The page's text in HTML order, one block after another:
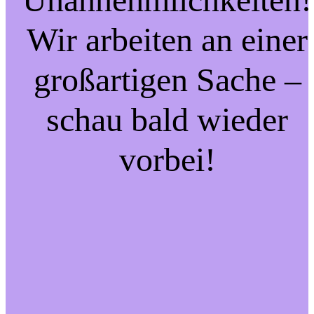
Wir arbeiten an einer
großartigen Sache –
schau bald wieder
vorbei!